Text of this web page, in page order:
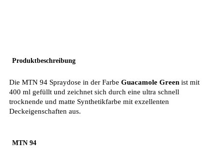
Produktbeschreibung
Die MTN 94 Spraydose in der Farbe Guacamole Green ist mit
400 ml gefüllt und zeichnet sich durch eine ultra schnell
trocknende und matte Synthetikfarbe mit exzellenten
Deckeigenschaften aus.
MTN 94